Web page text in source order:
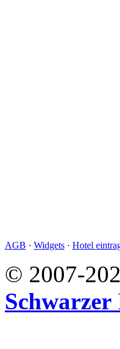
AGB · Widgets · Hotel
© 2007-
Schwarzer